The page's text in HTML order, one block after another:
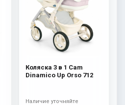
Коляска 3 в 1 Cam
Dinamico Up Orso 712
Наличие уточняйте